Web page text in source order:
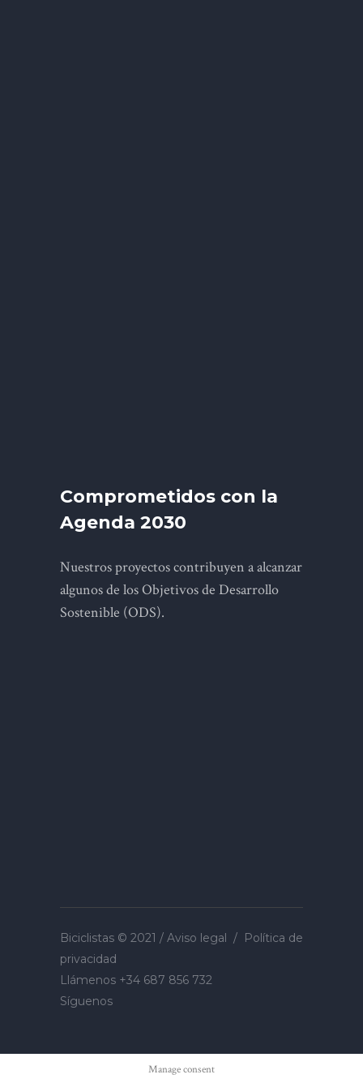
Comprometidos con la
Agenda 2030
Nuestros proyectos contribuyen a alcanzar
algunos de los Objetivos de Desarrollo
Sostenible (ODS).
Biciclistas © 2021 / Aviso legal / Política de
privacidad
Llámenos +34 687 856 732
Síguenos
Manage consent